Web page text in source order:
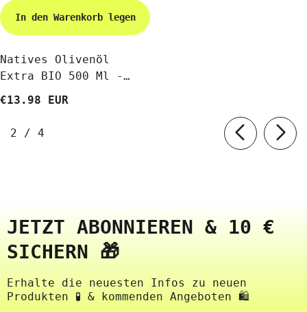
In den Warenkorb legen
Natives Olivenöl
Extra BIO 500 Ml -
€13.98 EUR
2 / von
4
JETZT ABONNIEREN & 10 €
SICHERN 🎁
Erhalte die neuesten Infos zu neuen
Produkten 🧪 & kommenden Angeboten 🛍️